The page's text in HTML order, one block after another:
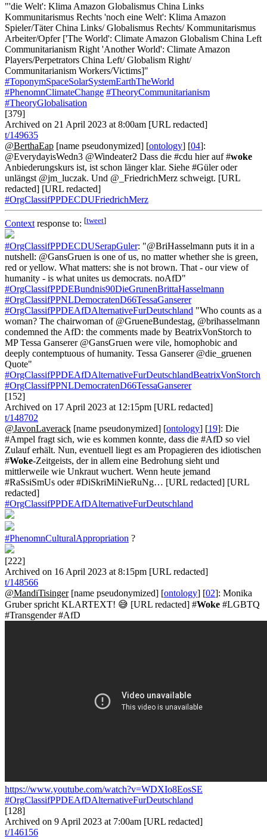
"'die Welt': Klima Amazon Globalismus China Links
Kommunitarismus Rechts 'noch eine Welt': Klima Amazon
Spieler/Täter China Links/ Globalismus Rechts/ Kommunitarismus
Arbeiter/Opfer ['The World': Climate Amazon Globalism China Left
Communitarianism Right 'Another World': Climate Amazon
Players/Perpetrators China Left/ Globalism Right/
Communitarianism Workers/Victims]"
#ToponymSpaceSolarSystemEarthTheWorld
#PhenomnClimateChange #TheoryCommunitarianism
#TheoryGlobalisation
[379]
Archived on 21 April 2023 at 8:00am [URL redacted]
t/149635
@BerthaEap [name pseudonymized] [ontology] [04]:
@EverydayisWedn3 @Windeater2 Dass die #cdu hier auf #woke
Anbiederungskurs ist, ist schon länger klar. Siehe #Güler oder
unlängst @jm_luczak. Und @_FriedrichMerz schweigt. [URL
redacted] [URL redacted]
#OrgClassifPPDECDUFriedrichMerz
Context response to: [tweet]
#OrgClassifPPDECDUSerapGuler: "@BriHasselmann puts it in a
nutshell: @GansGruen is one of us, no matter whether she is green,
red or yellow. What matters: she is not brown. That - our view of
humanity - is what unites us democrats. noAfD"
#OrgClassifPPDEBundnis90DieGrunenBrittaHasselmann
#OrgClassifPPNLDemocratenD66TessaGanserer
#OrgClassifPPDEAfDAlternativeFurDeutschland "Who counts as a
woman? The chairwoman of @GrueneBundestag, @brihasselmann
condemned the AfD: the comments made by BeatrixVonStorch to
MP Tessa Ganserer @GansGruen were vile, homophobic and
deeply contemptuous of humanity. Tessa Ganserer @die_gruenen
Quote"
#OrgClassifPPDEAfDAlternativeFurDeutschlandBeatrixVonStorch
#OrgClassifPPNLDemocratenD66TessaGanserer
[152]
Archived on 17 April 2023 at 12:15pm [URL redacted]
t/148702
@JavonLaverack [name pseudonymized] [ontology] [19]: Die
#Ampel fragt sich, wie es kommen konnte, dass die #AfD so viel
Zulauf erhält. Nun, eventuell liegt es am Propagieren des idiotischen
#Woke-Zeitgeists, der in allem eine Bedrohung sieht und
mittlerweile wie Unkraut wuchert. Wenn heute jemand
#RaSsiSmUs oder #DiSkriMiNieRuNg… [URL redacted] [URL
redacted]
#OrgClassifPPDEAfDAlternativeFurDeutschland
#PhenomnCulturalAppropriation ?
[222]
Archived on 16 April 2023 at 8:15pm [URL redacted]
t/148566
@MandiTisinger[name pseudonymized] [ontology] [02]: Monika
Gruber spricht KLARTEXT! 😅 [URL redacted] #Woke #LGBTQ
#Transgender #AfD
https://www.youtube.com/watch?v=WDXIo8EosSE
#OrgClassifPPDEAfDAlternativeFurDeutschland
[128]
Archived on 9 April 2023 at 7:00am [URL redacted]
t/146156